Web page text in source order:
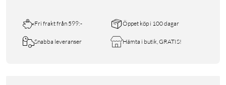
Fri frakt från 599:- Öppet köp i 100 dagar
Snabba leveranser Hämta i butik, GRATIS!